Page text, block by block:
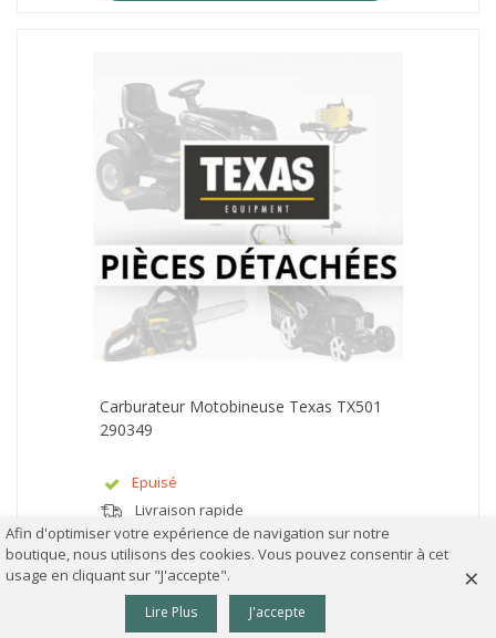
Carburateur Motobineuse Texas TX501
290349
Epuisé
Livraison rapide
39,50 € TTC
AFFICHER PLUS
Affichage 1-26 de 26 article(s) Panier
0
Afin d'optimiser votre expérience de navigation sur notre
boutique, nous utilisons des cookies. Vous pouvez consentir à cet
usage en cliquant sur "J'accepte".
Lire Plus J'accepte
×